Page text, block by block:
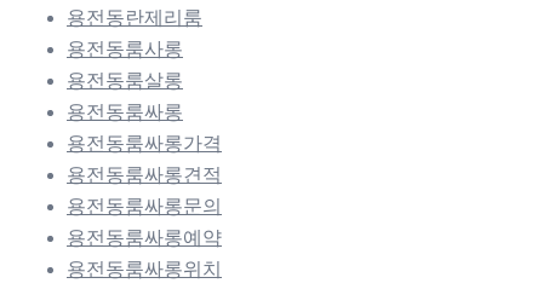
용전동란제리룸
용전동룸사롱
용전동룸살롱
용전동룸싸롱
용전동룸싸롱가격
용전동룸싸롱견적
용전동룸싸롱문의
용전동룸싸롱예약
용전동룸싸롱위치